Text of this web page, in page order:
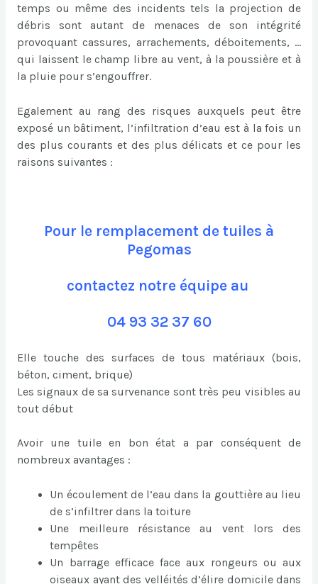
temps ou même des incidents tels la projection de
débris sont autant de menaces de son intégrité
provoquant cassures, arrachements, déboitements, …
qui laissent le champ libre au vent, à la poussière et à
la pluie pour s’engouffrer.
Egalement au rang des risques auxquels peut être
exposé un bâtiment, l’infiltration d’eau est à la fois un
des plus courants et des plus délicats et ce pour les
raisons suivantes :
Pour le remplacement de tuiles à
Pegomas
contactez notre équipe au
04 93 32 37 60
Elle touche des surfaces de tous matériaux (bois,
béton, ciment, brique)
Les signaux de sa survenance sont très peu visibles au
tout début
Avoir une tuile en bon état a par conséquent de
nombreux avantages :
Un écoulement de l’eau dans la gouttière au lieu
de s’infiltrer dans la toiture
Une meilleure résistance au vent lors des
tempêtes
Un barrage efficace face aux rongeurs ou aux
oiseaux ayant des velléités d’élire domicile dans